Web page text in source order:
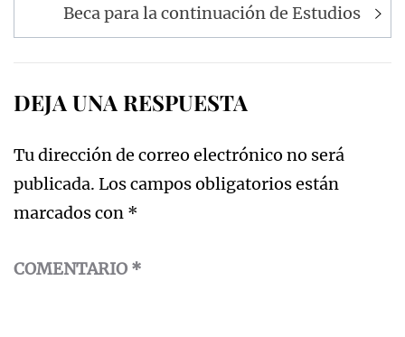
entradas
Beca para la continuación de Estudios
DEJA UNA RESPUESTA
Tu dirección de correo electrónico no será
publicada. Los campos obligatorios están
marcados con *
COMENTARIO *